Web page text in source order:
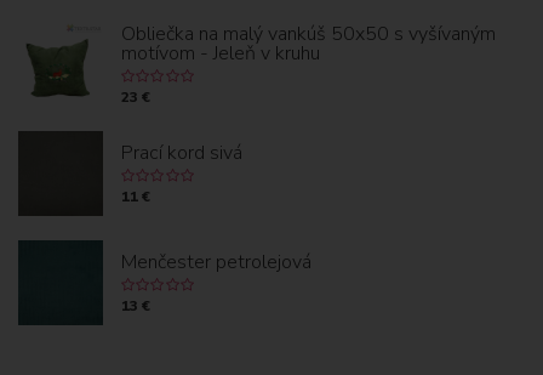
Obliečka na malý vankúš 50x50 s vyšívaným
motívom - Jeleň v kruhu
23 €
Prací kord sivá
11 €
Menčester petrolejová
13 €